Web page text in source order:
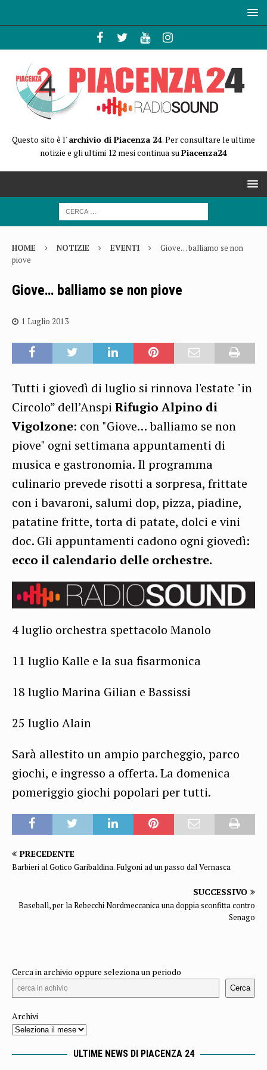
Questo sito è l'archivio di Piacenza 24. Per consultare le ultime
notizie e gli ultimi 12 mesi continua suPiacenza24
HOME NOTIZIE EVENTI
Giove… balliamo se non
piove
Giove… balliamo se non piove
1 Luglio 2013
Tutti i giovedì di luglio si rinnova l'estate "in
Circolo” dell’Anspi Rifugio Alpino di
Vigolzone: con "Giove… balliamo se non
piove" ogni settimana appuntamenti di
musica e gastronomia. Il programma
culinario prevede risotti a sorpresa, frittate
con i bavaroni, salumi dop, pizza, piadine,
patatine fritte, torta di patate, dolci e vini
doc. Gli appuntamenti cadono ogni giovedì:
ecco il calendario delle orchestre.
4 luglio orchestra spettacolo Manolo
11 luglio Kalle e la sua fisarmonica
18 luglio Marina Gilian e Bassissi
25 luglio Alain
Sarà allestito un ampio parcheggio, parco
giochi, e ingresso a offerta. La domenica
pomeriggio giochi popolari per tutti.
PRECEDENTE
Barbieri al Gotico Garibaldina. Fulgoni ad un passo dal Vernasca
SUCCESSIVO
Baseball, per la Rebecchi Nordmeccanica una doppia sconfitta contro
Senago
Cerca in archivio oppure seleziona un periodo
Cerca
Archivi
ULTIME NEWS DI PIACENZA 24